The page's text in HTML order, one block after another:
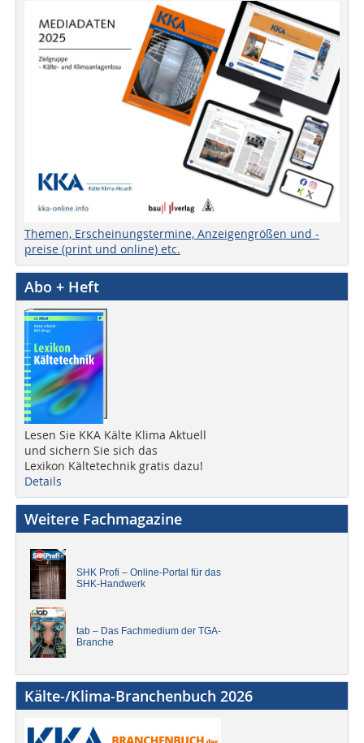
Themen, Erscheinungstermine, Anzeigengrößen und -
preise (print und online) etc.
Abo + Heft
Lesen Sie KKA Kälte Klima Aktuell
und sichern Sie sich das
Lexikon Kältetechnik gratis dazu!
Details
Weitere Fachmagazine
SHK Profi – Online-Portal für das
SHK-Handwerk
tab – Das Fachmedium der TGA-
Branche
Kälte-/Klima-Branchenbuch 2026